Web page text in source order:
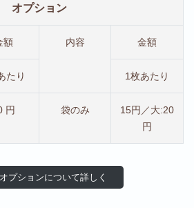
オプション
額 内容 金額
たり 1枚あたり
円 袋のみ
15円／大:20
円
プションについて詳しく